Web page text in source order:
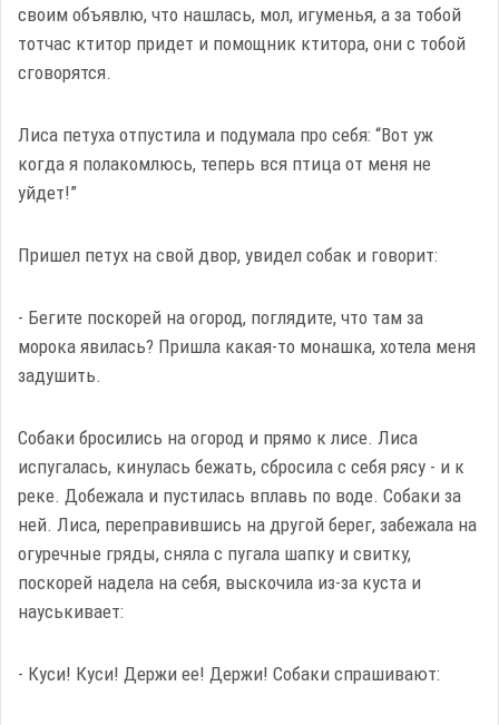
своим объявлю, что нашлась, мол, игуменья, а за тобой
тотчас ктитор придет и помощник ктитора, они с тобой
сговорятся.
Лиса петуха отпустила и подумала про себя: “Вот уж
когда я полакомлюсь, теперь вся птица от меня не
уйдет!”
Пришел петух на свой двор, увидел собак и говорит:
- Бегите поскорей на огород, поглядите, что там за
морока явилась? Пришла какая-то монашка, хотела меня
задушить.
Собаки бросились на огород и прямо к лисе. Лиса
испугалась, кинулась бежать, сбросила с себя рясу - и к
реке. Добежала и пустилась вплавь по воде. Собаки за
ней. Лиса, переправившись на другой берег, забежала на
огуречные гряды, сняла с пугала шапку и свитку,
поскорей надела на себя, выскочила из-за куста и
науськивает:
- Куси! Куси! Держи ее! Держи! Собаки спрашивают: